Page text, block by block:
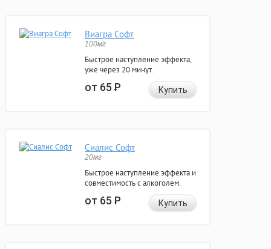
Виагра Софт
100мг
Быстрое наступление эффекта,
уже через 20 минут.
от 65Р Купить
Сиалис Софт
20мг
Быстрое наступление эффекта и
совместимость с алкоголем.
от 65Р Купить